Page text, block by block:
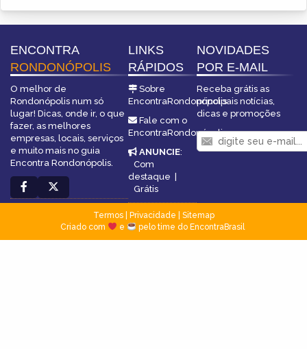
ENCONTRA
RONDONÓPOLIS
O melhor de
Rondonópolis num só
lugar! Dicas, onde ir, o que
fazer, as melhores
empresas, locais, serviços
e muito mais no guia
Encontra Rondonópolis.
LINKS
RÁPIDOS
Sobre
EncontraRondonópolis
Fale com o
EncontraRondonópolis
ANUNCIE:
Com
destaque
Grátis
NOVIDADES
POR E-MAIL
Receba grátis as
principais notícias,
dicas e promoções
Termos| Privacidade
Sitemap
Criado com
e pelo time do EncontraBrasil